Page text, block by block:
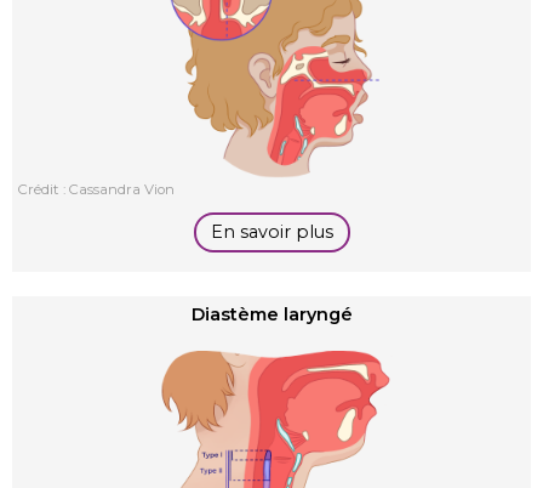
Crédit : Cassandra Vion
En savoir plus
Diastème laryngé